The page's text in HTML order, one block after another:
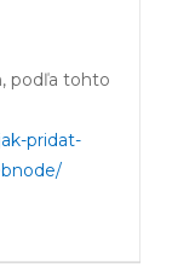
podľa tohto
pridat-